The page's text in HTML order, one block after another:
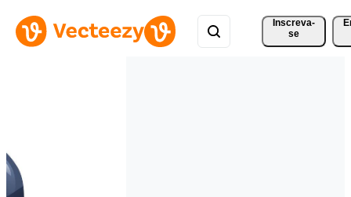
Inscreva-
se